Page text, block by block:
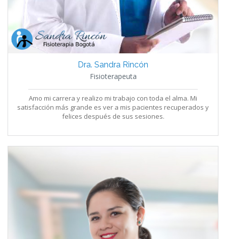
Dra. Sandra Rincón
Fisioterapeuta
Amo mi carrera y realizo mi trabajo con toda el alma. Mi
satisfacción más grande es ver a mis pacientes recuperados y
felices después de sus sesiones.